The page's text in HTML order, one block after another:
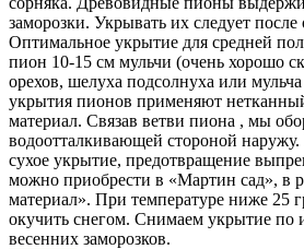
заморозки. Укрывать их следует
Оптимальное укрытие для средней
пион 10-15 см мульчи (очень хорошо
орехов, шелуха подсолнуха или
укрытия пионов применяют
материал. Связав ветви пиона , мы
водоотталкивающей стороной
сухое укрытие, предотвращение
можно приобрести в «Мартин сад», в
материал». При температуре ниже 25
окучить снегом. Снимаем укрытие по
весенних заморозков.